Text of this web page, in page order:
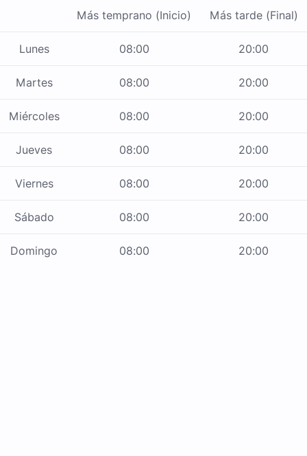
Más temprano (Inicio) Más tarde (Final)
Lunes 08:00 20:00
Martes 08:00 20:00
Miércoles 08:00 20:00
Jueves 08:00 20:00
Viernes 08:00 20:00
Sábado 08:00 20:00
Domingo 08:00 20:00